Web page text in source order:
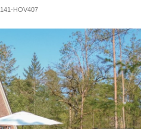
141-HOV407